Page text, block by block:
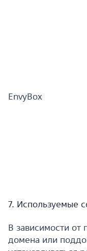
EnvyBox
7. Используемые
В зависимости от
домена или